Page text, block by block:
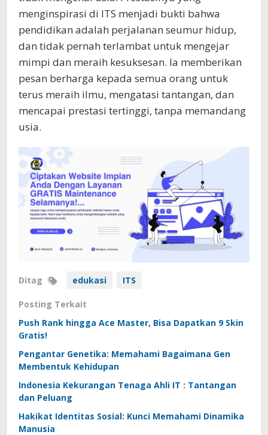
menginspirasi di ITS menjadi bukti bahwa
pendidikan adalah perjalanan seumur hidup,
dan tidak pernah terlambat untuk mengejar
mimpi dan meraih kesuksesan. Ia memberikan
pesan berharga kepada semua orang untuk
terus meraih ilmu, mengatasi tantangan, dan
mencapai prestasi tertinggi, tanpa memandang
usia.
Ditag edukasi ITS
Posting Terkait
Push Rank hingga Ace Master, Bisa Dapatkan 9 Skin
Gratis!
Pengantar Genetika: Memahami Bagaimana Gen
Membentuk Kehidupan
Indonesia Kekurangan Tenaga Ahli IT : Tantangan
dan Peluang
Hakikat Identitas Sosial: Kunci Memahami Dinamika
Manusia